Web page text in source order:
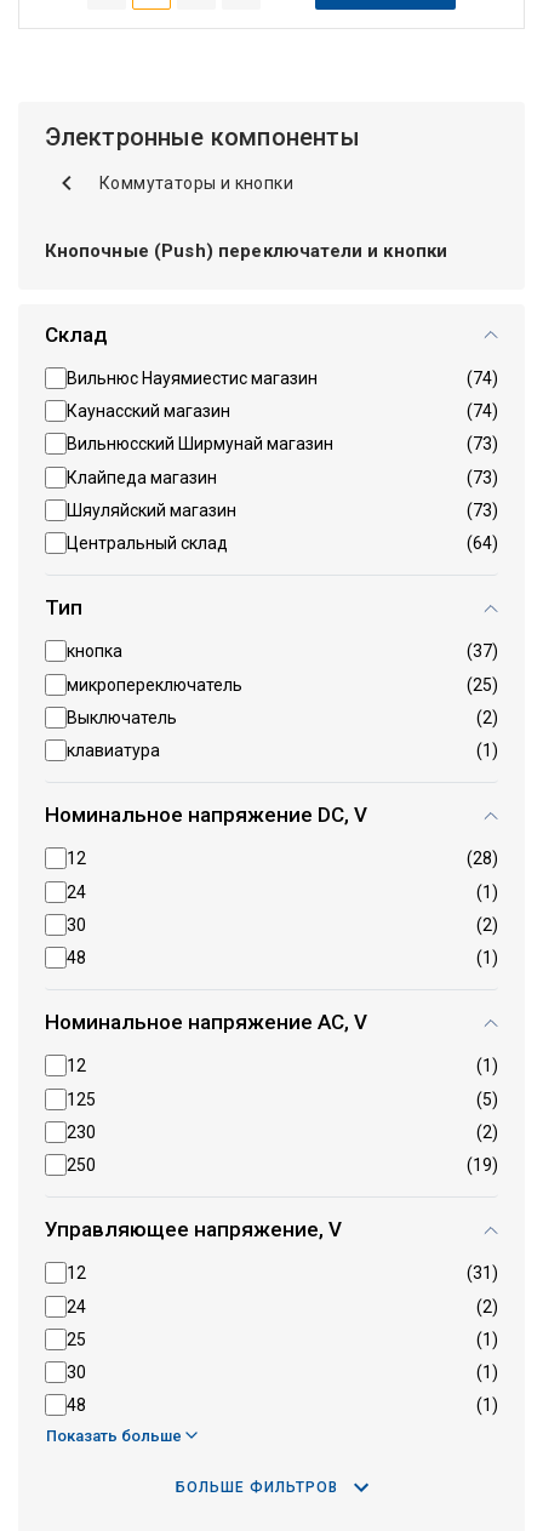
Электронные компоненты
Коммутаторы и кнопки
Кнопочные (Push) переключатели и кнопки
Склад
Вильнюс Науямиестис магазин
(74)
Каунасский магазин
(74)
Вильнюсский Ширмунай магазин
(73)
Клайпеда магазин
(73)
Шяуляйский магазин
(73)
Центральный склад
(64)
Тип
кнопка
(37)
микропереключатель
(25)
Выключатель
(2)
клавиатура
(1)
Номинальное напряжение DC, V
12
(28)
24
(1)
30
(2)
48
(1)
Номинальное напряжение AC, V
12
(1)
125
(5)
230
(2)
250
(19)
Управляющее напряжение, V
12
(31)
24
(2)
25
(1)
30
(1)
48
(1)
Показать больше
БОЛЬШЕ ФИЛЬТРОВ